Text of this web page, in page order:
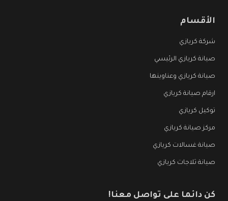
الأقسام
شركة كريازي
صيانة كريازي الرئيسي
صيانة كريازي وعناوينها
ارقام صيانة كريازي
توكيل كريازي
مركز صيانة كريازي
صيانة غسالات كريازي
صيانة ثلاجات كريازي
كن دائما على تواصل معنا!